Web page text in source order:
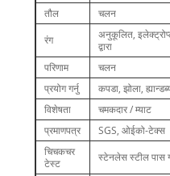
तौल
चलन
रंग
अनुकूलित,
द्वारा
परिणाम
चलन
प्रयोग गर्नु
कपडा, झोला,
विशेषता
चमकदार / म्याट
प्रमाणपत्र
SGS, ओईको-टेक्स
चिचकचर
टेस्ट
स्टेनलेस स्टील पास